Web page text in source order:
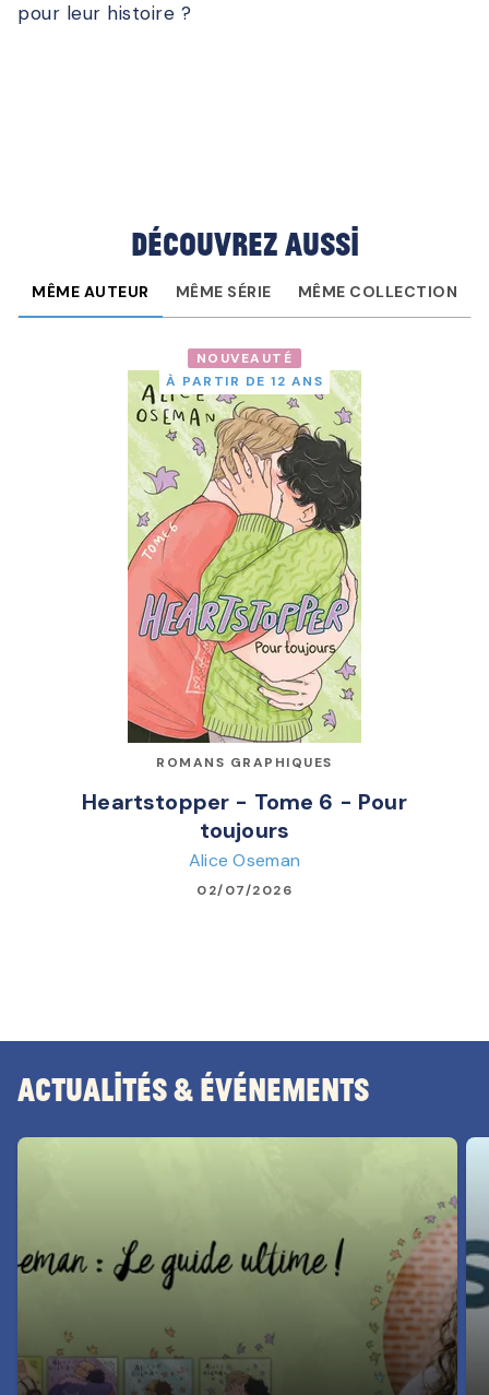
pour leur histoire ?
Découvrez aussi
MÊME AUTEUR MÊME SÉRIE MÊME COLLECTION
NOUVEAUTÉ
À PARTIR DE 12 ANS
ROMANS GRAPHIQUES
Heartstopper - Tome 6 - Pour
toujours
Alice Oseman
02/07/2026
Actualités & Événements